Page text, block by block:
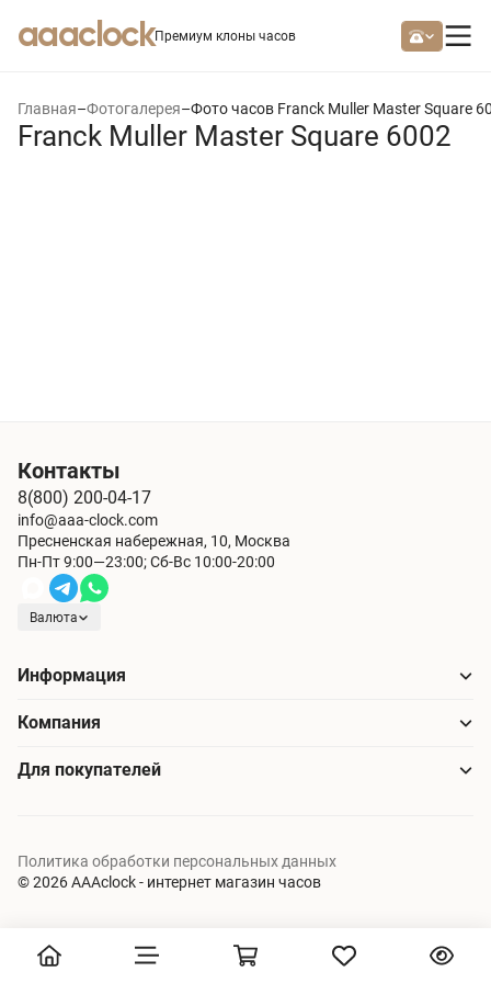
aaaclockПремиум клоны часов
Главная–Фотогалерея–Фото часов Franck Muller Master Square
Franck Muller Master Square 6002
Контакты
8(800) 200-04-17
info@aaa-clock.com
Пресненская набережная, 10, Москва
Пн-Пт 9:00—23:00; Сб-Вс 10:00-20:00
Валюта
Информация
Компания
Для покупателей
© 2026 AAAclock - интернет магазин часов
Политика обработки персональных данных